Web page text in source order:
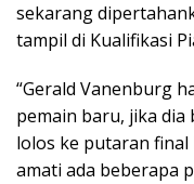
sekarang
tampil di Kualifikasi
“Gerald Vanenburg
pemain baru, jika dia
lolos ke putaran final
amati ada beberapa